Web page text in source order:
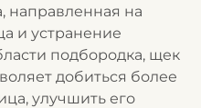
направленная на
и устранение
подбородка, щек
добиться более
улучшить его